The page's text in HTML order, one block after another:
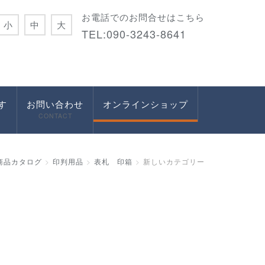
お電話でのお問合せはこちら
TEL:090-3243-8641
小 中 大
お問い合わせ
CONTACT
オンラインショップ
品カタログ 印判用品 表札 印箱 新しいカテゴリー